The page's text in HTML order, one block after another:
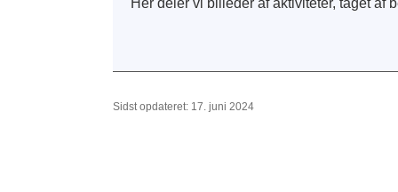
Sidst opdateret: 17. juni 2024